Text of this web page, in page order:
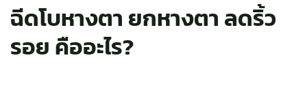
ฉีดโบหางตา ยกหางตา ลดริ้ว
รอย คืออะไร?